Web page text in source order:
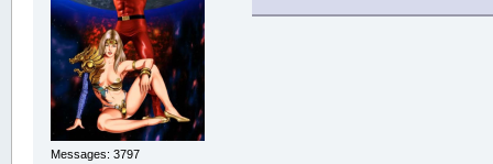
Messages: 3797